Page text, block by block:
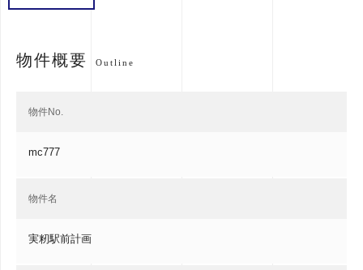
物件概要 Outline
物件No.
mc777
物件名
実籾駅前計画